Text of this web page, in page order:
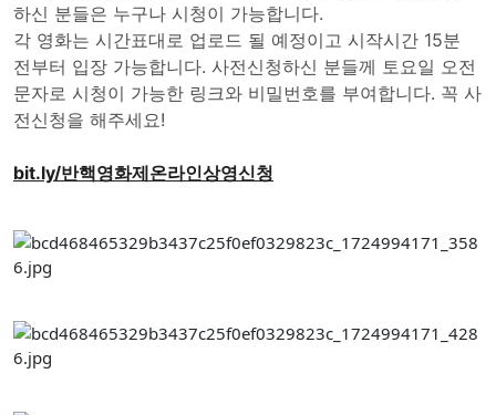
하신 분들은 누구나 시청이 가능합니다.
각 영화는 시간표대로 업로드 될 예정이고 시작시간 15분
전부터 입장 가능합니다. 사전신청하신 분들께 토요일 오전
문자로 시청이 가능한 링크와 비밀번호를 부여합니다. 꼭 사
전신청을 해주세요!
bit.ly/반핵영화제온라인상영신청